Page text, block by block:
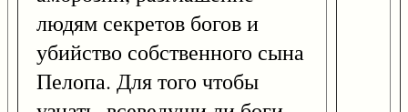
людям секретов богов и
убийство собственного сына
Пелопа. Для того чтобы